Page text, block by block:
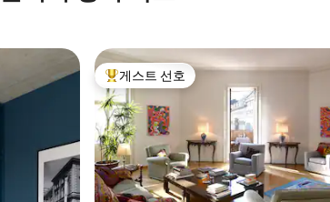
상위 게스트 선호
게스트 선호